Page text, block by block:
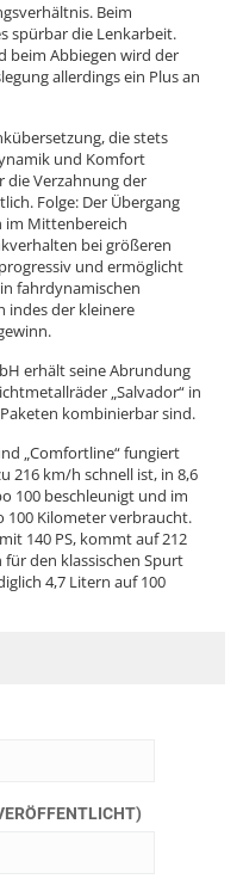
Beim
spürbar die Lenkarbeit.
beim Abbiegen wird der
allerdings ein Plus an
die stets
und Komfort
die Verzahnung der
Folge: Der Übergang
im Mittenbereich
bei größeren
und ermöglicht
fahrdynamischen
indes der kleinere
erhält seine Abrundung
„Salvador“ in
kombinierbar sind.
„Comfortline“ fungiert
216 km/h schnell ist, in 8,6
100 beschleunigt und im
100 Kilometer verbraucht.
140 PS, kommt auf 212
den klassischen Spurt
4,7 Litern auf 100